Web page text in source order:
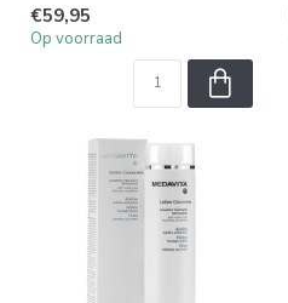
€59,95
Op voorraad